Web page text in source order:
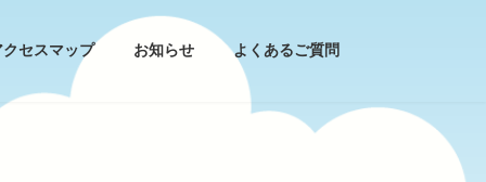
クセスマップ お知らせ よくあるご質問